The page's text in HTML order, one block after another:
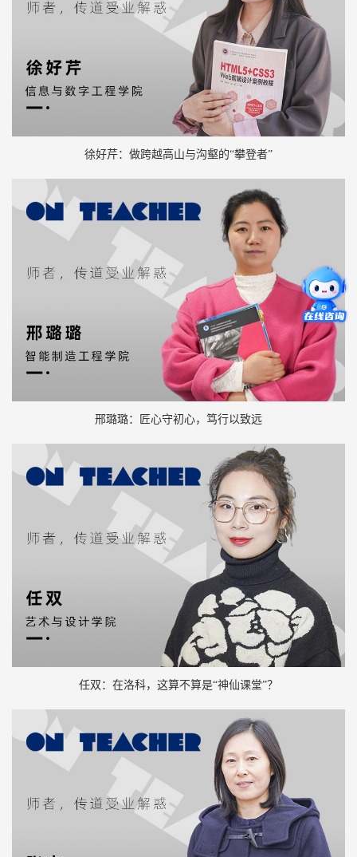
徐好芹：做跨越高山与沟壑的“攀登者”
邢璐璐：匠心守初心，笃行以致远
任双：在洛科，这算不算是“神仙课堂”？